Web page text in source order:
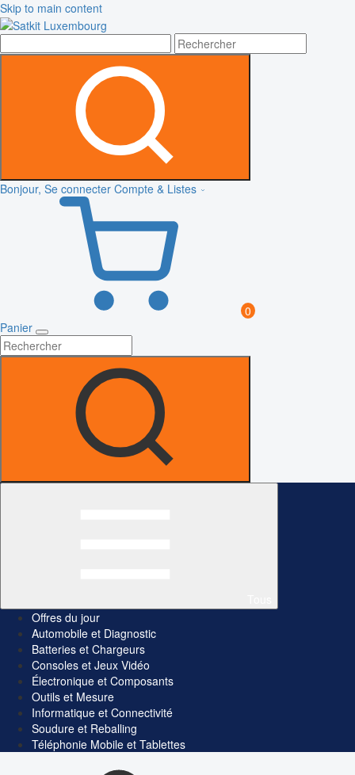
Skip to main content
Bonjour, Se connecter Compte & Listes
0
Panier
Offres du jour
Automobile et Diagnostic
Batteries et Chargeurs
Consoles et Jeux Vidéo
Électronique et Composants
Outils et Mesure
Informatique et Connectivité
Soudure et Reballing
Téléphonie Mobile et Tablettes